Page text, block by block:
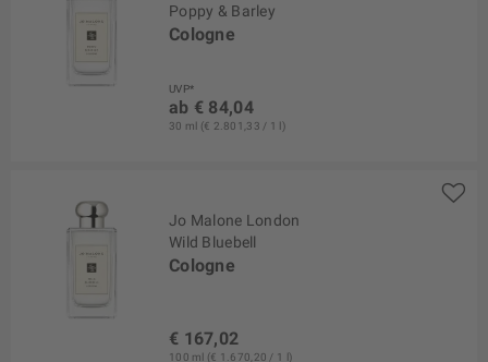
Poppy & Barley
Cologne
UVP*
ab € 84,04
30 ml (€ 2.801,33 / 1 l)
Jo Malone London
Wild Bluebell
Cologne
€ 167,02
100 ml (€ 1.670,20 / 1 l)